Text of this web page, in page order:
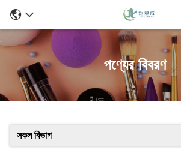
পণ্যের বিবরণ
সকল বিভাগ